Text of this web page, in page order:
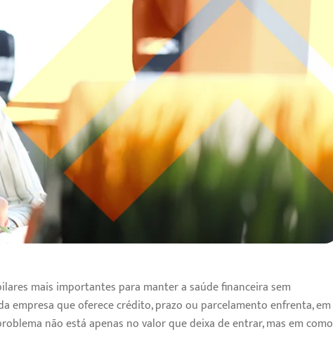
mais importantes para manter a saúde financeira sem
empresa que oferece crédito, prazo ou parcelamento enfrenta, em
não está apenas no valor que deixa de entrar, mas em como